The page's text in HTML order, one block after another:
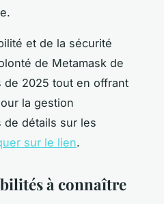
et de la sécurité
de Metamask de
de 2025 tout en offrant
la gestion
de détails sur les
sur le lien.
à connaître